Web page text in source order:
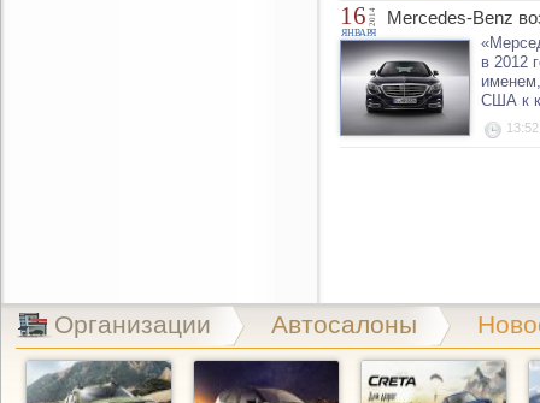
16
ЯНВАРЯ
2014 Mercedes-Benz
в 2012
США к
13:52
Организации Автосалоны